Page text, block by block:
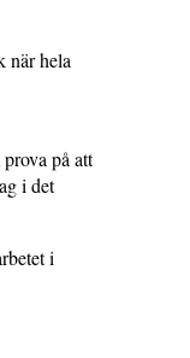
när hela
på att
i det
i